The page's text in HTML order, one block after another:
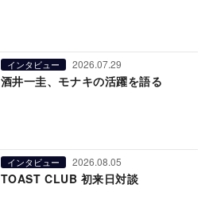
インタビュー 2026.07.29
酒井一圭、モナキの活躍を語る
インタビュー 2026.08.05
TOAST CLUB 初来日対談